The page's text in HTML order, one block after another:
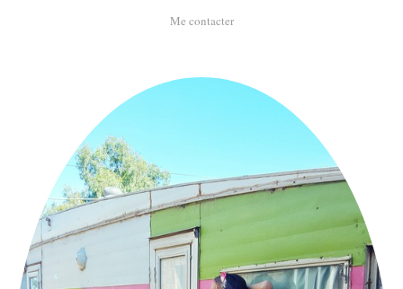
Me contacter